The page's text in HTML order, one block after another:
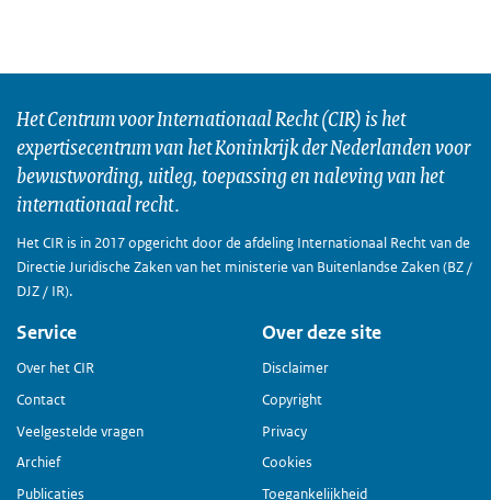
Het Centrum voor Internationaal Recht (CIR) is het
expertisecentrum van het Koninkrijk der Nederlanden voor
bewustwording, uitleg, toepassing en naleving van het
internationaal recht.
Het CIR is in 2017 opgericht door de afdeling Internationaal Recht van de
Directie Juridische Zaken van het ministerie van Buitenlandse Zaken (BZ /
DJZ / IR).
Service
Over het CIR
Contact
Veelgestelde vragen
Archief
Publicaties
Over deze site
Disclaimer
Copyright
Privacy
Cookies
Toegankelijkheid